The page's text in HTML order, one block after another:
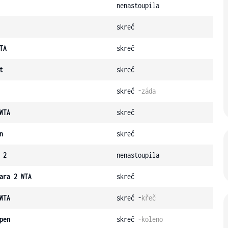
nenastoupila
skreč
skreč
skreč
skreč -záda
skreč
skreč
2 nenastoupila
2 WTA skreč
skreč -křeč
skreč -koleno